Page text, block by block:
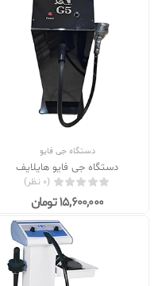
دستگاه جی فایو
دستگاه جی فایو هایلایف
(0 نظر)
15,600,000 تومان